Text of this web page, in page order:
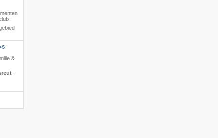
S
&
·